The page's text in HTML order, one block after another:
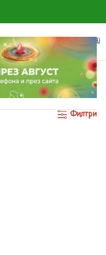
0
0.00€ (0.00 ЛВ.)
Филтри